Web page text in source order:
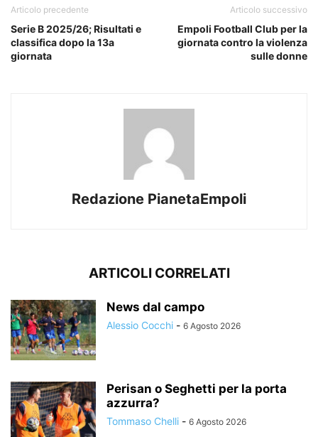
Articolo precedente
Serie B 2025/26; Risultati e
classifica dopo la 13a
giornata
Articolo successivo
Empoli Football Club per la
giornata contro la violenza
sulle donne
Redazione PianetaEmpoli
ARTICOLI CORRELATI
News dal campo
Alessio Cocchi - 6 Agosto 2026
Perisan o Seghetti per la porta
azzurra?
Tommaso Chelli - 6 Agosto 2026